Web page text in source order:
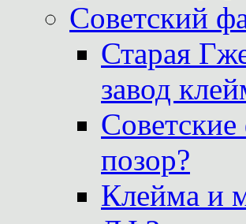
Советский
Старая
завод
позор?
Клейма и